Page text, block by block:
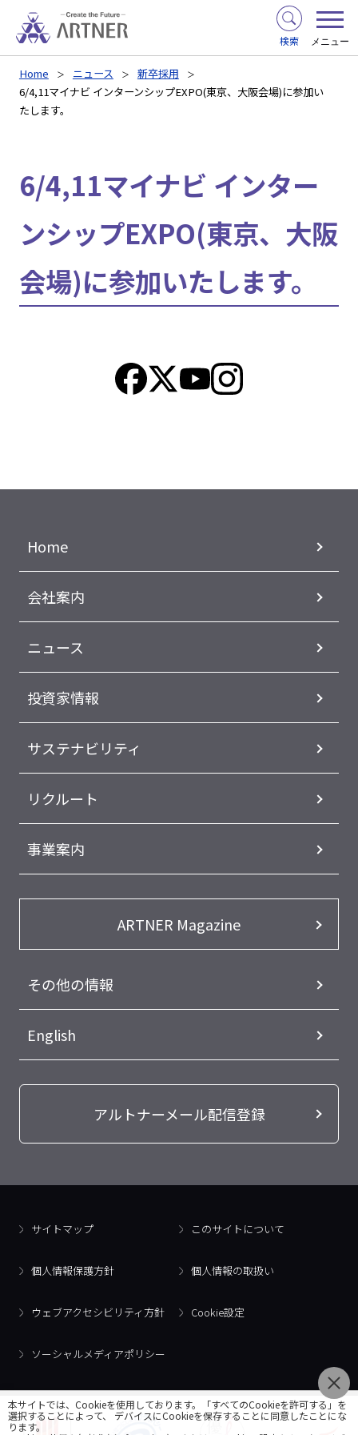
検索 メニュー
Home ニュース
新卒採用
6/4,11マイナビ インターンシップEXPO(東京、大阪会場)に参加い
たします。
6/4,11マイナビ インター
ンシップEXPO(東京、大阪
会場)に参加いたします。
Home
会社案内
ニュース
投資家情報
サステナビリティ
リクルート
事業案内
ARTNER Magazine
その他の情報
English
アルトナーメール配信登録
サイトマップ このサイトについて
個人情報保護方針 個人情報の取扱い
ウェブアクセシビリティ方針 Cookie設定
ソーシャルメディアポリシー
本サイトでは、Cookieを使用しております。「すべてのCookieを許可する」を
選択することによって、 デバイスにCookieを保存することに同意したことにな
ります。